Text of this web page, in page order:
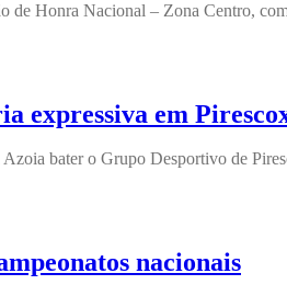
Honra Nacional – Zona Centro,
expressiva em
bater o Grupo Desportivo de
nacionais